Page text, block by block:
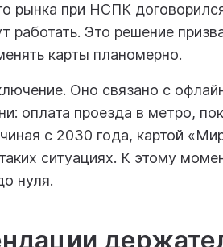
рынка при НСПК
Это решение
карты планомерно.
Оно связано с
оплата проезда в метро,
с 2030 года, картой
ситуациях. К этому
нуля.